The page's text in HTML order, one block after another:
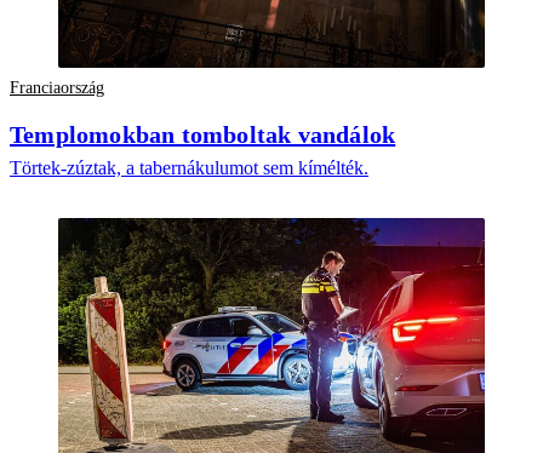
Franciaország
Templomokban tomboltak vandálok
Törtek-zúztak, a tabernákulumot sem kímélték.